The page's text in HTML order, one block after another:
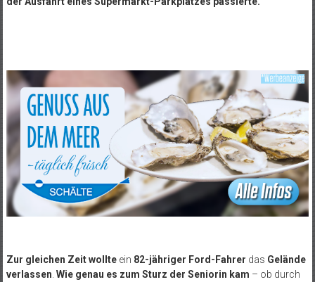
Zur gleichen Zeit wollteein 82-jähriger Ford-Fahrer das Gelände
verlassen Wie genau es zum Sturz der Seniorin kam – ob durch